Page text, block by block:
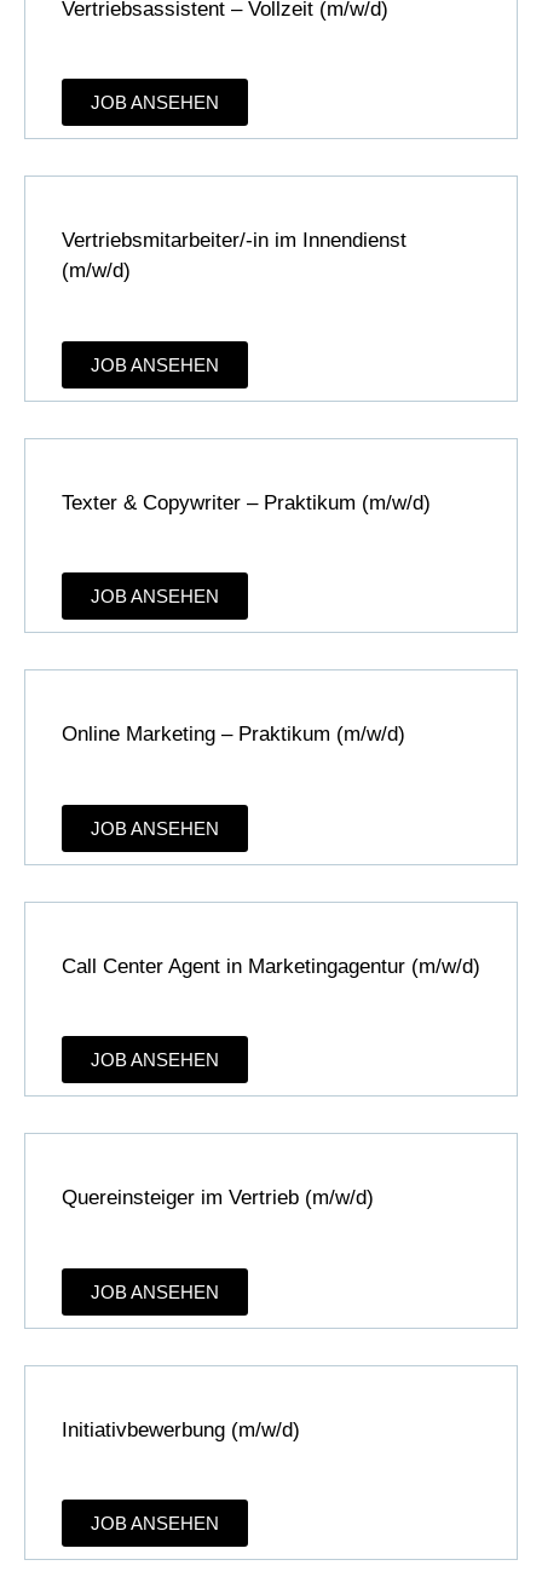
Vertriebsassistent – Vollzeit (m/w/d)
JOB ANSEHEN
Vertriebsmitarbeiter/-in im Innendienst
(m/w/d)
JOB ANSEHEN
Texter & Copywriter – Prak­ti­kum (m/w/d)
JOB ANSEHEN
Online Marketing – Prak­ti­kum (m/w/d)
JOB ANSEHEN
Call Center Agent in Marketingagentur (m/w/d)
JOB ANSEHEN
Quereinsteiger im Vertrieb (m/w/d)
JOB ANSEHEN
Initiativbewerbung (m/w/d)
JOB ANSEHEN